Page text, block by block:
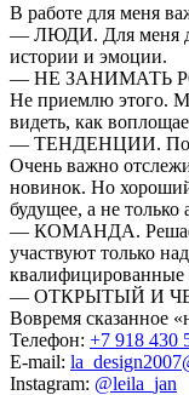
В работе для меня
— ЛЮДИ. Для меня
истории и эмоции.
— НЕ ЗАНИМАТЬ
Не приемлю этого.
видеть, как
— ТЕНДЕНЦИИ.
Очень важно
новинок. Но
будущее, а не только
— КОМАНДА. Решает
участвуют только
квалифицированные
— ОТКРЫТЫЙ И
Вовремя сказанное
Телефон: +7 918 430
E-mail:
Instagram: @leila_jan